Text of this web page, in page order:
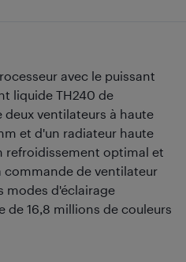
avec le puissant
liquide TH240 de
ventilateurs à haute
et d'un radiateur haute
refroidissement optimal et
commande de ventilateur
modes d'éclairage
de 16,8 millions de couleurs